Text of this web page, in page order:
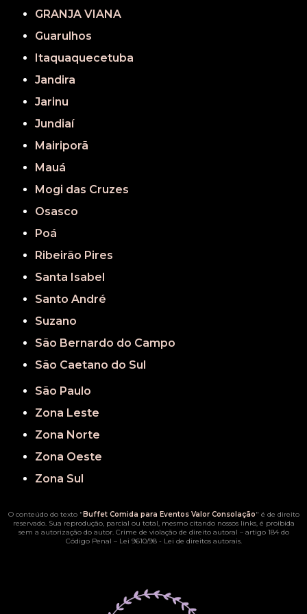
GRANJA VIANA
Guarulhos
Itaquaquecetuba
Jandira
Jarinu
Jundiaí
Mairiporã
Mauá
Mogi das Cruzes
Osasco
Poá
Ribeirão Pires
Santa Isabel
Santo André
Suzano
São Bernardo do Campo
São Caetano do Sul
São Paulo
Zona Leste
Zona Norte
Zona Oeste
Zona Sul
O conteúdo do texto " Buffet Comida para Eventos Valor Consolação" é de direito
reservado. Sua reprodução, parcial ou total, mesmo citando nossos links, é proibida
sem a autorização do autor. Crime de violação de direito autoral – artigo 184 do
Código Penal – Lei 9610/98 - Lei de direitos autorais.